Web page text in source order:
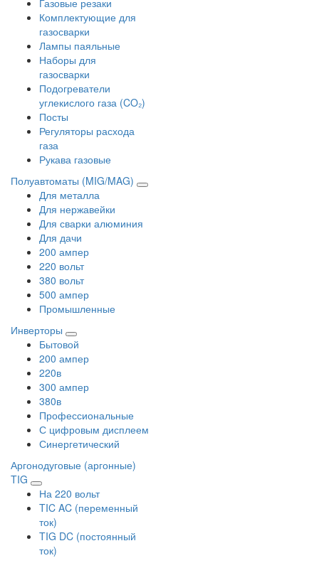
Комплектующие для
газосварки
Лампы паяльные
Наборы для
газосварки
Подогреватели
углекислого газа (CO₂)
Посты
Регуляторы расхода
газа
Рукава газовые
Полуавтоматы (MIG/MAG)
Для металла
Для нержавейки
Для сварки алюминия
Для дачи
200 ампер
220 вольт
380 вольт
500 ампер
Промышленные
Инверторы
Бытовой
200 ампер
220в
300 ампер
380в
Профессиональные
С цифровым дисплеем
Синергетический
Аргонодуговые (аргонные)
TIG
На 220 вольт
TIC AC (переменный
ток)
TIG DC (постоянный
ток)